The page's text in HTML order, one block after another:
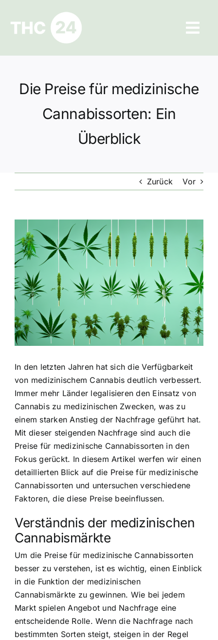
springen
Ratgeber
Hilfe und Kontakt
Datenschutz
Die Preise für medizinische
Cannabissorten: Ein
Überblick
Zurück Vor
grösseres
Bild
In den letzten Jahren hat sich die Verfügbarkeit
von medizinischem Cannabis deutlich verbessert.
Immer mehr Länder legalisieren den Einsatz von
Cannabis zu medizinischen Zwecken, was zu
einem starken Anstieg der Nachfrage geführt hat.
Mit dieser steigenden Nachfrage sind auch die
Preise für medizinische Cannabissorten in den
Fokus gerückt. In diesem Artikel werfen wir einen
detaillierten Blick auf die Preise für medizinische
Cannabissorten und untersuchen verschiedene
Faktoren, die diese Preise beeinflussen.
Verständnis der medizinischen
Cannabismärkte
Um die Preise für medizinische Cannabissorten
besser zu verstehen, ist es wichtig, einen Einblick
in die Funktion der medizinischen
Cannabismärkte zu gewinnen. Wie bei jedem
Markt spielen Angebot und Nachfrage eine
entscheidende Rolle. Wenn die Nachfrage nach
bestimmten Sorten steigt, steigen in der Regel